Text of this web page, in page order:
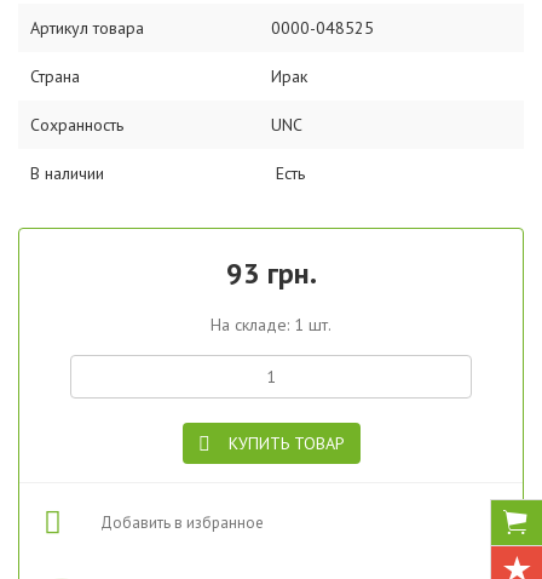
Артикул товара 0000-048525
Страна Ирак
Сохранность UNC
В наличии Есть
93 грн.
На складе: 1 шт.
КУПИТЬ ТОВАР
Добавить в избранное